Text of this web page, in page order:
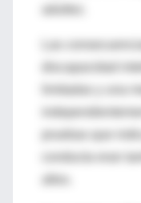
Las
discapacidad
conducta eran